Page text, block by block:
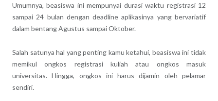
Umumnya, beasiswa ini mempunyai durasi waktu registrasi 12
sampai 24 bulan dengan deadline aplikasinya yang bervariatif
dalam bentang Agustus sampai Oktober.
Salah satunya hal yang penting kamu ketahui, beasiswa ini tidak
memikul ongkos registrasi kuliah atau ongkos masuk
universitas. Hingga, ongkos ini harus dijamin oleh pelamar
sendiri.